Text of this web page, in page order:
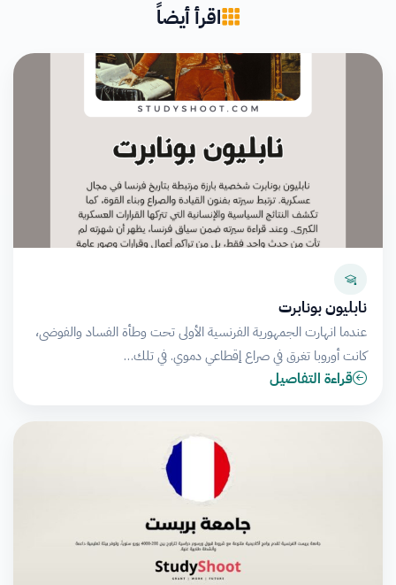
اقرأ أيضاً
نابليون بونابرت
عندما انهارت الجمهورية الفرنسية الأولى تحت وطأة الفساد والفوضى،
كانت أوروبا تغرق في صراع إقطاعي دموي. في تلك…
قراءة التفاصيل